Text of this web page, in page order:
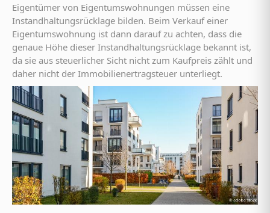
Eigentümer von Eigentumswohnungen müssen eine
Instandhaltungsrücklage bilden. Beim Verkauf einer
Eigentumswohnung ist dann darauf zu achten, dass die
genaue Höhe dieser Instandhaltungsrücklage bekannt ist,
da sie aus steuerlicher Sicht nicht zum Kaufpreis zählt und
daher nicht der Immobilienertragsteuer unterliegt.